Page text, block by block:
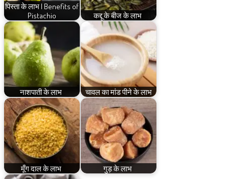
पिस्ता के लाभ | Benefits of
Pistachio
कद्दू के बीज के लाभ
नाशपाती के लाभ चावल का मांड पीने के लाभ
मूँग दाल के लाभ गुड़ के लाभ